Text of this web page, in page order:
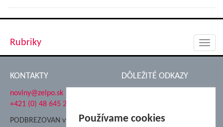
Rubriky
KONTAKTY
noviny@zelpo.sk
+421 (0) 48 645 2711
PODBREZOVAN vydáva
DÔLEŽITÉ ODKAZY
Nadácia Železiarne
Používame cookies